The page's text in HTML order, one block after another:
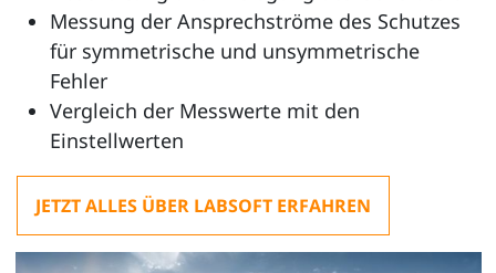
Messung der Ansprechströme des Schutzes
für symmetrische und unsymmetrische
Fehler
Vergleich der Messwerte mit den
Einstellwerten
JETZT ALLES ÜBER LABSOFT ERFAHREN